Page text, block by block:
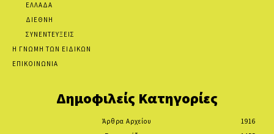
ΕΛΛΑΔΑ
ΔΙΕΘΝΗ
ΣΥΝΕΝΤΕΥΞΕΙΣ
Η ΓΝΩΜΗ ΤΩΝ ΕΙΔΙΚΩΝ
ΕΠΙΚΟΙΝΩΝΙΑ
Δημοφιλείς Κατηγορίες
Άρθρα Αρχείου
1916